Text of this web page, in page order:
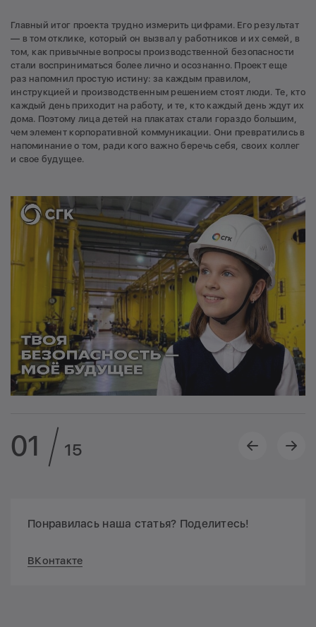
Главный итог проекта трудно измерить цифрами. Его результат
— в том отклике, который он вызвал у работников и их семей, в
том, как привычные вопросы производственной безопасности
стали восприниматься более лично и осознанно. Проект еще
раз напомнил простую истину: за каждым правилом,
инструкцией и производственным решением стоят люди. Те, кто
каждый день приходит на работу, и те, кто каждый день ждут их
дома. Поэтому лица детей на плакатах стали гораздо большим,
чем элемент корпоративной коммуникации. Они превратились в
напоминание о том, ради кого важно беречь себя, своих коллег
и свое будущее.
01 15
Понравилась наша статья? Поделитесь!
ВКонтакте